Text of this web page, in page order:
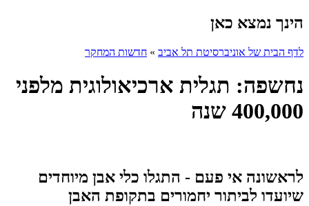
הינך נמצא כאן
לדף הבית של אוניברסיטת תל אביב » חדשות המחקר
נחשפה: תגלית ארכיאולוגית מלפני
400,000 שנה
לראשונה אי פעם - התגלו כלי אבן מיוחדים
שיועדו לביתור יחמורים בתקופת האבן